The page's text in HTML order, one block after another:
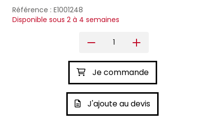
Référence : E1001248
Disponible sous 2 à 4 semaines
Je commande
J'ajoute au devis